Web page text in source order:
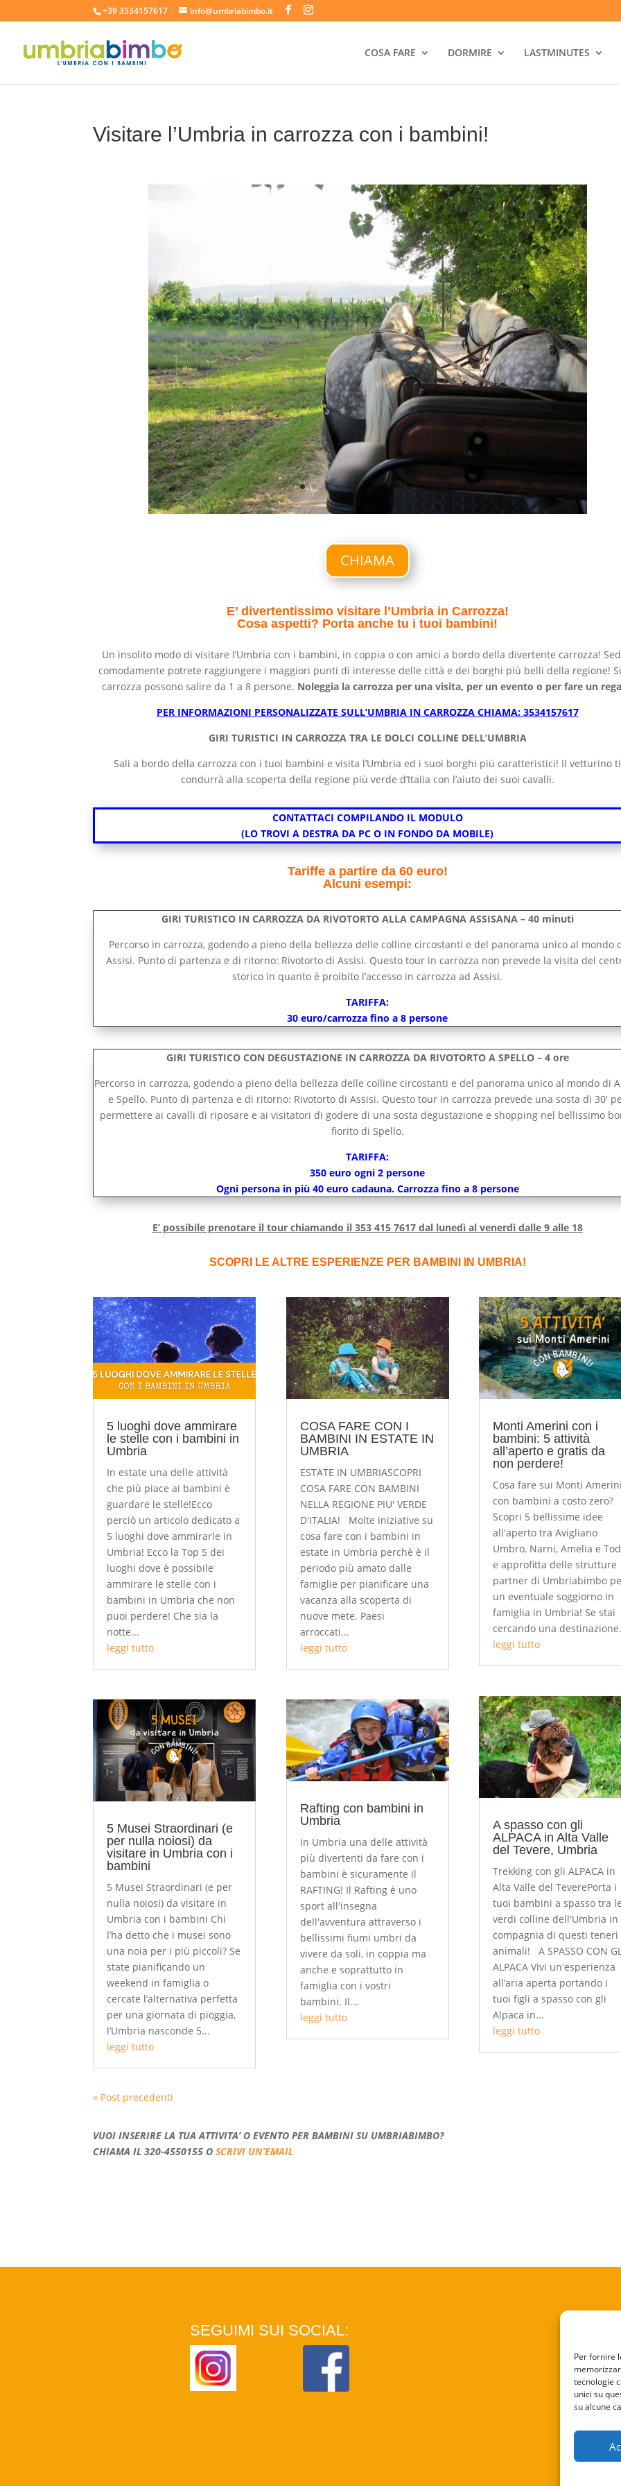
Per fornire
tecnologie
unici su
su alcune
+39 3534157617 info@umbriabimbo.it
COSA FARE DORMIRE LASTMINUTES
Visitare l’Umbria in carrozza con i bambini!
CHIAMA
E’ divertentissimo visitare l’Umbria in Carrozza!
Cosa aspetti? Porta anche tu i tuoi bambini!
Un insolito modo di visitare l’Umbria con i bambini, in coppia o con amici a bordo della divertente carrozza!
comodamente potrete raggiungere i maggiori punti di interesse delle città e dei borghi più belli della regione!
carrozza possono salire da 1 a 8 persone. Noleggia la carrozza per una visita, per un evento o per fare un
PER INFORMAZIONI PERSONALIZZATE SULL’UMBRIA IN CARROZZA CHIAMA: 3534157617
GIRI TURISTICI IN CARROZZA TRA LE DOLCI COLLINE DELL’UMBRIA
Sali a bordo della carrozza con i tuoi bambini e visita l’Umbria ed i suoi borghi più caratteristici! Il vetturino ti
condurrà alla scoperta della regione più verde d’Italia con l’aiuto dei suoi cavalli.
CONTATTACI COMPILANDO IL MODULO
(LO TROVI A DESTRA DA PC O IN FONDO DA MOBILE)
Tariffe a partire da 60 euro!
Alcuni esempi:
GIRI TURISTICO IN CARROZZA DA RIVOTORTO ALLA CAMPAGNA ASSISANA – 40 minuti
Percorso in carrozza, godendo a pieno della bellezza delle colline circostanti e del panorama unico al mondo
Assisi. Punto di partenza e di ritorno: Rivotorto di Assisi. Questo tour in carrozza non prevede la visita del
storico in quanto è proibito l’accesso in carrozza ad Assisi.
TARIFFA:
30 euro/carrozza fino a 8 persone
GIRI TURISTICO CON DEGUSTAZIONE IN CARROZZA DA RIVOTORTO A SPELLO – 4 ore
Percorso in carrozza, godendo a pieno della bellezza delle colline circostanti e del panorama unico al mondo di
e Spello. Punto di partenza e di ritorno: Rivotorto di Assisi. Questo tour in carrozza prevede una sosta di 30′
permettere ai cavalli di riposare e ai visitatori di godere di una sosta degustazione e shopping nel bellissimo
fiorito di Spello.
TARIFFA:
350 euro ogni 2 persone
Ogni persona in più 40 euro cadauna. Carrozza fino a 8 persone
E’ possibile prenotare il tour chiamando il 353 415 7617 dal lunedì al venerdì dalle 9 alle 18
SCOPRI LE ALTRE ESPERIENZE PER BAMBINI IN UMBRIA!
5 luoghi dove ammirare
le stelle con i bambini in
Umbria
In estate una delle attività
che più piace ai bambini è
guardare le stelle!Ecco
perciò un articolo dedicato a
5 luoghi dove ammirarle in
Umbria! Ecco la Top 5 dei
luoghi dove è possibile
ammirare le stelle con i
bambini in Umbria che non
puoi perdere! Che sia la
notte...
leggi tutto
5 Musei Straordinari (e
per nulla noiosi) da
visitare in Umbria con i
bambini
5 Musei Straordinari (e per
nulla noiosi) da visitare in
Umbria con i bambini Chi
l’ha detto che i musei sono
una noia per i più piccoli? Se
state pianificando un
weekend in famiglia o
cercate l’alternativa perfetta
per una giornata di pioggia,
l’Umbria nasconde 5...
leggi tutto
COSA FARE CON I
BAMBINI IN ESTATE IN
UMBRIA
ESTATE IN UMBRIASCOPRI
COSA FARE CON BAMBINI
NELLA REGIONE PIU' VERDE
D'ITALIA! Molte iniziative su
cosa fare con i bambini in
estate in Umbria perchè è il
periodo più amato dalle
famiglie per pianificare una
vacanza alla scoperta di
nuove mete. Paesi
arroccati...
leggi tutto
Rafting con bambini in
Umbria
In Umbria una delle attività
più divertenti da fare con i
bambini è sicuramente il
RAFTING! Il Rafting è uno
sport all'insegna
dell'avventura attraverso i
bellissimi fiumi umbri da
vivere da soli, in coppia ma
anche e soprattutto in
famiglia con i vostri
bambini. Il...
leggi tutto
Monti Amerini con i
bambini: 5 attività
all’aperto e gratis da
non perdere!
Cosa fare sui Monti
con bambini a costo zero?
Scopri 5 bellissime idee
all'aperto tra Avigliano
Umbro, Narni, Amelia e
e approfitta delle strutture
partner di Umbriabimbo
un eventuale soggiorno in
famiglia in Umbria! Se stai
cercando una
leggi tutto
A spasso con gli
ALPACA in Alta Valle
del Tevere, Umbria
Trekking con gli ALPACA in
Alta Valle del TeverePorta i
tuoi bambini a spasso tra
verdi colline dell'Umbria in
compagnia di questi teneri
animali! A SPASSO CON
ALPACA Vivi un'esperienza
all’aria aperta portando i
tuoi figli a spasso con gli
Alpaca in...
leggi tutto
« Post precedenti
VUOI INSERIRE LA TUA ATTIVITA’ O EVENTO PER BAMBINI SU UMBRIABIMBO?
CHIAMA IL 320-4550155 OSCRIVI UN’EMAIL
SEGUIMI SUI SOCIAL: